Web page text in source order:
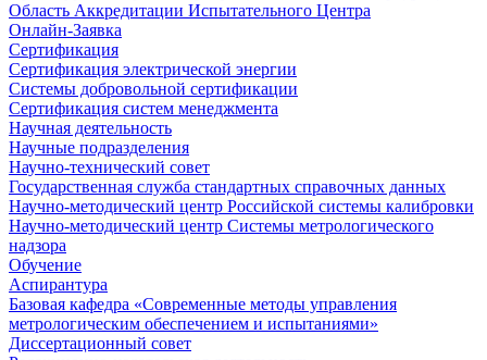
Область Аккредитации Испытательного Центра
Онлайн-Заявка
Сертификация
Сертификация электрической энергии
Системы добровольной сертификации
Сертификация систем менеджмента
Научная деятельность
Научные подразделения
Научно-технический совет
Государственная служба стандартных справочных данных
Научно-методический центр Российской системы калибровки
Научно-методический центр Системы метрологического
надзора
Обучение
Аспирантура
Базовая кафедра «Современные методы управления
метрологическим обеспечением и испытаниями»
Диссертационный совет